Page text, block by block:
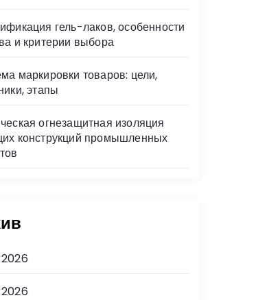
гель-лаков, особенности
и критерии выбора
маркировки товаров: цели,
этапы
огнезащитная изоляция
конструкций промышленных